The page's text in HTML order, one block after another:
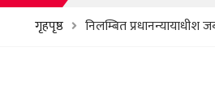
नेपाल वायुसेवाको
गृहपृष्ठ निलम्बित प्रधानन्यायाधीश